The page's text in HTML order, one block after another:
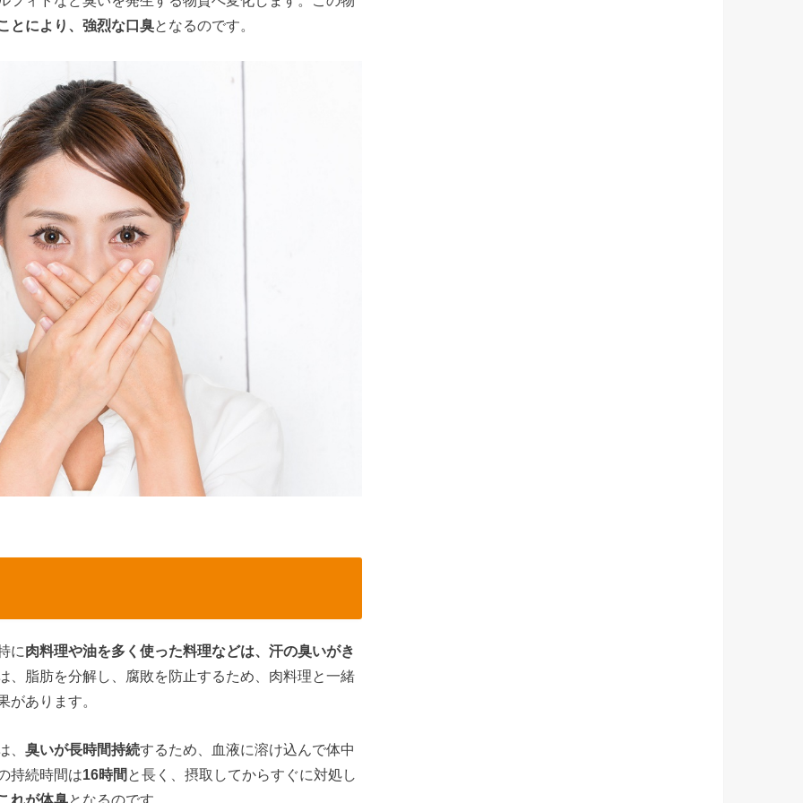
とにより、強烈な口臭となるのです。
に肉料理や油を多く使った料理などは、汗の臭いがき
、脂肪を分解し、腐敗を防止するため、肉料理と一緒
があります。
、 臭いが長時間持続するため、血液に溶け込んで体中
持続時間は16時間 と長く、摂取してからすぐに対処し
れが体臭となるのです。